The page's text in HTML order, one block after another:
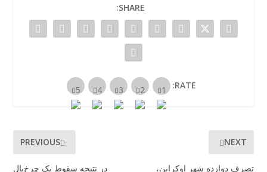
SHARE:
RATE:
PREVIOUS
در نتیجه سقوط یک چرخ‌بال
NEXT
تصرف دوازده شهر اوکراین،